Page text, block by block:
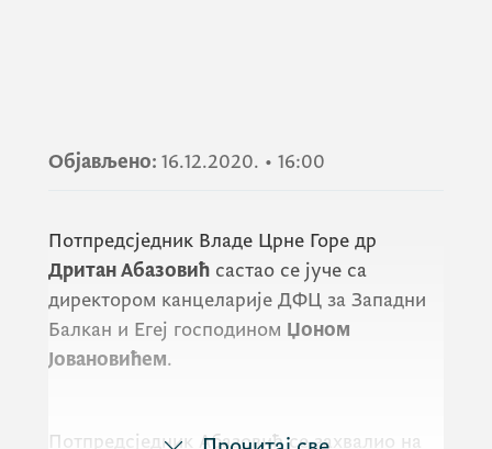
Објављено: 16.12.2020. • 16:00
Потпредсједник Владе Црне Горе др
Дритан Абазовић састао се јуче са
директором канцеларије ДФЦ за Западни
Балкан и Егеј господином Џоном
Јовановићем.
Потпредсједник Абазовић се захвалио на